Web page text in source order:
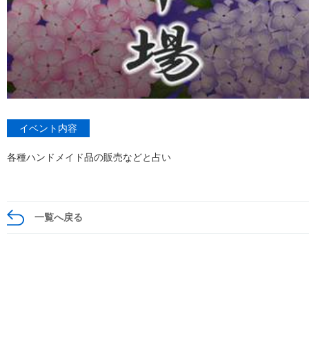
イベント内容
各種ハンドメイド品の販売などと占い
一覧へ戻る